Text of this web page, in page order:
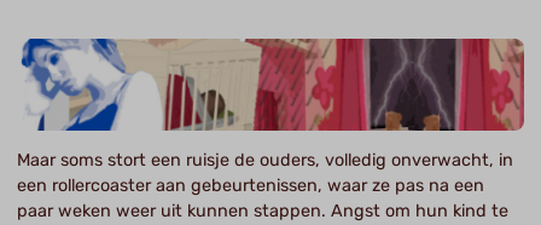
Maar soms stort een ruisje de ouders, volledig onverwacht, in
een rollercoaster aan gebeurtenissen, waar ze pas na een
paar weken weer uit kunnen stappen. Angst om hun kind te